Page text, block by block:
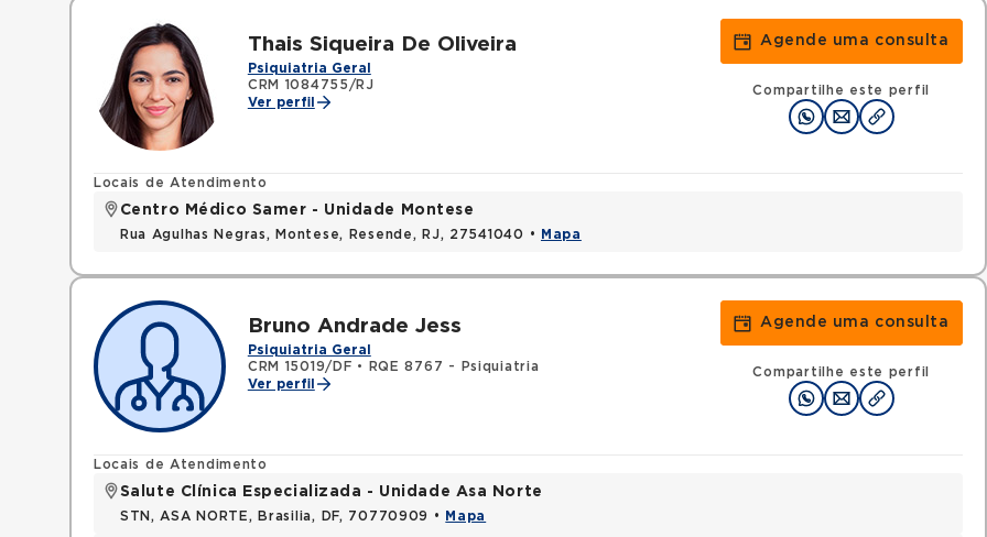
Thais Siqueira De Oliveira
Psiquiatria Geral
CRM 1084755/RJ
Ver perfil
Agende uma consulta
Compartilhe este perfil
Locais de Atendimento
Centro Médico Samer - Unidade Montese
Rua Agulhas Negras, Montese, Resende, RJ, 27541040 • Mapa
Bruno Andrade Jess
Psiquiatria Geral
CRM 15019/DF •
RQE 8767 - Psiquiatria
Ver perfil
Agende uma consulta
Compartilhe este perfil
Locais de Atendimento
Salute Clínica Especializada - Unidade Asa Norte
STN, ASA NORTE, Brasilia, DF, 70770909 • Mapa